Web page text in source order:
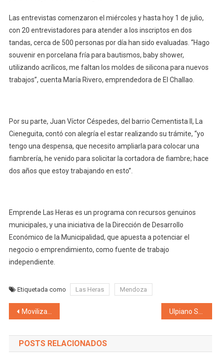
Las entrevistas comenzaron el miércoles y hasta hoy 1 de julio,
con 20 entrevistadores para atender a los inscriptos en dos
tandas, cerca de 500 personas por día han sido evaluadas. “Hago
souvenir en porcelana fría para bautismos, baby shower,
utilizando acrílicos, me faltan los moldes de silicona para nuevos
trabajos”, cuenta María Rivero, emprendedora de El Challao.
Por su parte, Juan Víctor Céspedes, del barrio Cementista II, La
Cieneguita, contó con alegría el estar realizando su trámite, “yo
tengo una despensa, que necesito ampliarla para colocar una
fiambrería, he venido para solicitar la cortadora de fiambre; hace
dos años que estoy trabajando en esto”.
Emprende Las Heras es un programa con recursos genuinos
municipales, y una iniciativa de la Dirección de Desarrollo
Económico de la Municipalidad, que apuesta a potenciar el
negocio o emprendimiento, como fuente de trabajo
independiente.
Etiquetada como Las Heras Mendoza
Navegación de entradas
Movilizan este 1º de julio a OSEP «Debemos defender la mayor obra social de la provincia de este saqueo político, corrupción de sus jerarcas y acomodo de sus punteros»
POSTS RELACIONADOS